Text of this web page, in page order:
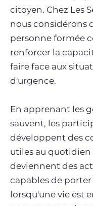
citoyen. Chez Les
nous considérons
personne formée
renforcer la
faire face aux
d'urgence.
En apprenant les
sauvent, les
développent des
utiles au quotidien
deviennent des
capables de porter
lorsqu'une vie est